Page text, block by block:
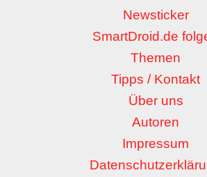
Newsticker
SmartDroid.de
Themen
Tipps / Kontakt
Über uns
Autoren
Impressum